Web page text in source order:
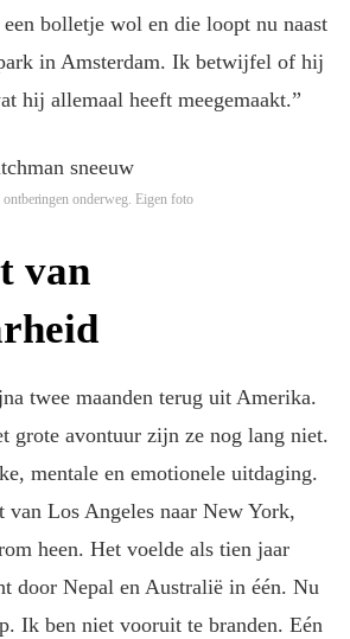
bolletje wol en die loopt nu naast
in Amsterdam. Ik betwijfel of hij
hij allemaal heeft meegemaakt.”
onderweg. Eigen foto
van
twee maanden terug uit Amerika.
grote avontuur zijn ze nog lang niet.
mentale en emotionele uitdaging.
van Los Angeles naar New York,
heen. Het voelde als tien jaar
door Nepal en Australië in één. Nu
Ik ben niet vooruit te branden. Eén